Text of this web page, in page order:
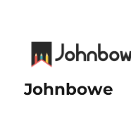
Johnbowe